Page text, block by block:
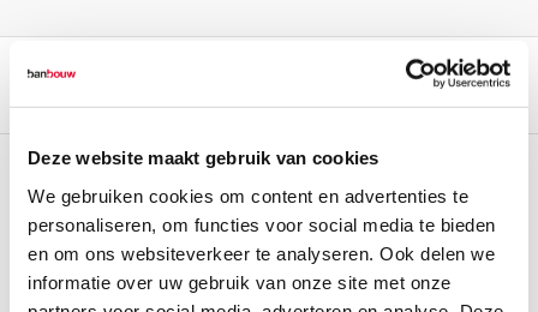
Deze website maakt gebruik van cookies
We gebruiken cookies om content en advertenties te
personaliseren, om functies voor social media te bieden
en om ons websiteverkeer te analyseren. Ook delen we
informatie over uw gebruik van onze site met onze